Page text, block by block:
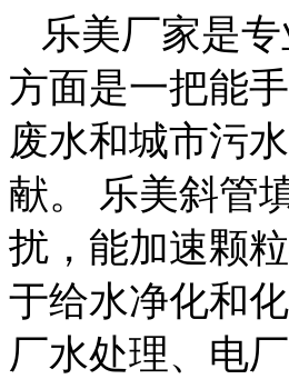
乐美厂家是
方面是一把能
废水和城市污
献。 乐美斜管
扰，能加速颗
于给水净化和
厂水处理、电